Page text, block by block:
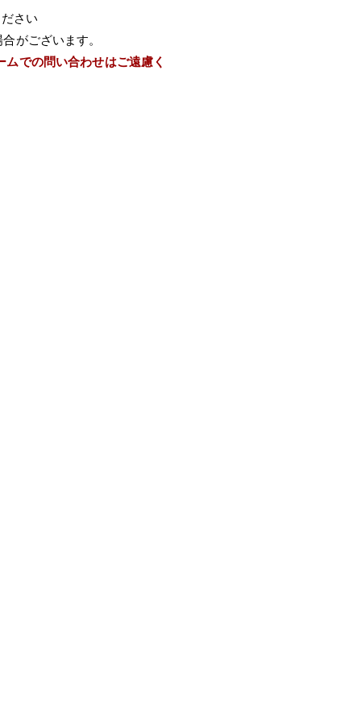
さい
がございます。
ムでの問い合わせはご遠慮く